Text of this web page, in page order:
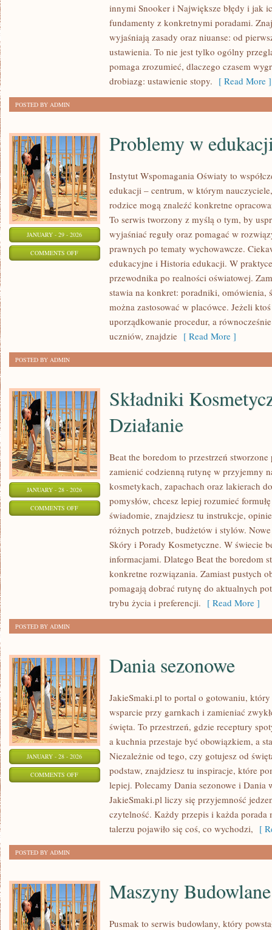
innymi Snooker i Największe błędy i jak
fundamenty z konkretnymi poradami.
wyjaśniają zasady oraz niuanse: od
ustawienia. To nie jest tylko ogólny
pomaga zrozumieć, dlaczego czasem
drobiazg: ustawienie stopy. [ Read More ]
POSTED BY ADMIN
JANUARY - 29 - 2026
COMMENTS OFFON
PROBLEMY
Problemy w
Instytut Wspomagania Oświaty to
edukacji – centrum, w którym
rodzice mogą znaleźć konkretne
To serwis tworzony z myślą o tym, by
wyjaśniać reguły oraz pomagać w
prawnych po tematy wychowawcze.
edukacyjne i Historia edukacji. W
przewodnika po realności oświatowej.
stawia na konkret: poradniki, omówienia,
można zastosować w placówce. Jeżeli
uporządkowanie procedur, a
uczniów, znajdzie [ Read More ]
POSTED BY ADMIN
JANUARY - 28 - 2026
COMMENTS OFFON
Składniki
Działanie
Beat the boredom to przestrzeń
zamienić codzienną rutynę w przyjemny
kosmetykach, zapachach oraz lakierach
pomysłów, chcesz lepiej rozumieć
świadomie, znajdziesz tu instrukcje,
różnych potrzeb, budżetów i stylów.
Skóry i Porady Kosmetyczne. W świecie
informacjami. Dlatego Beat the boredom
konkretne rozwiązania. Zamiast pustych
pomagają dobrać rutynę do aktualnych
trybu życia i preferencji. [ Read More ]
POSTED BY ADMIN
JANUARY - 28 - 2026
COMMENTS OFFON
SEZONOWE
Dania sezonowe
JakieSmaki.pl to portal o gotowaniu,
wsparcie przy garnkach i zamieniać
święta. To przestrzeń, gdzie receptury
a kuchnia przestaje być obowiązkiem, a
Niezależnie od tego, czy gotujesz od
podstaw, znajdziesz tu inspiracje, które
lepiej. Polecamy Dania sezonowe i Dania
JakieSmaki.pl liczy się przyjemność
czytelność. Każdy przepis i każda porada
talerzu pojawiło się coś, co wychodzi, [
POSTED BY ADMIN
Maszyny Budowlane
Pusmak to serwis budowlany, który